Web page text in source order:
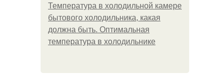
Температура в холодильной камере
бытового холодильника, какая
должна быть. Оптимальная
температура в холодильнике